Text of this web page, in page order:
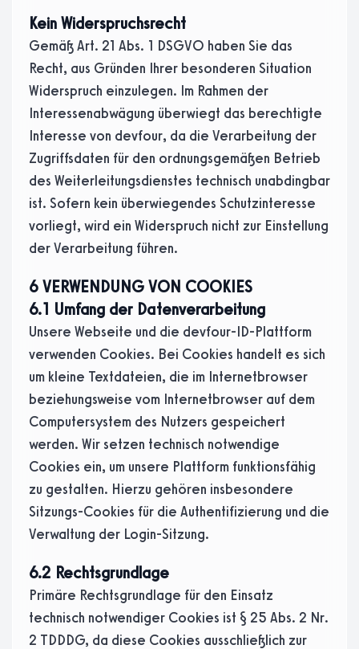
Kein Widerspruchsrecht
Gemäß Art. 21 Abs. 1 DSGVO haben Sie das
Recht, aus Gründen Ihrer besonderen Situation
Widerspruch einzulegen. Im Rahmen der
Interessenabwägung überwiegt das berechtigte
Interesse von devfour, da die Verarbeitung der
Zugriffsdaten für den ordnungsgemäßen Betrieb
des Weiterleitungsdienstes technisch unabdingbar
ist. Sofern kein überwiegendes Schutzinteresse
vorliegt, wird ein Widerspruch nicht zur Einstellung
der Verarbeitung führen.
6 VERWENDUNG VON COOKIES
6.1 Umfang der Datenverarbeitung
Unsere Webseite und die devfour-ID-Plattform
verwenden Cookies. Bei Cookies handelt es sich
um kleine Textdateien, die im Internetbrowser
beziehungsweise vom Internetbrowser auf dem
Computersystem des Nutzers gespeichert
werden. Wir setzen technisch notwendige
Cookies ein, um unsere Plattform funktionsfähig
zu gestalten. Hierzu gehören insbesondere
Sitzungs-Cookies für die Authentifizierung und die
Verwaltung der Login-Sitzung.
6.2 Rechtsgrundlage
Primäre Rechtsgrundlage für den Einsatz
technisch notwendiger Cookies ist § 25 Abs. 2 Nr.
2 TDDDG, da diese Cookies ausschließlich zur